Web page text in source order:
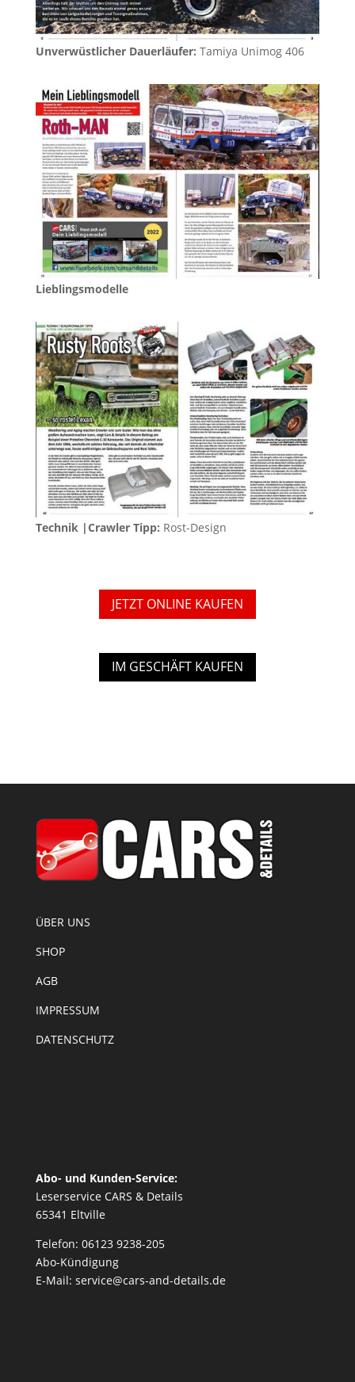
Unverwüstlicher Dauerläufer: Tamiya Unimog 406
Lieblingsmodelle
Technik |Crawler Tipp: Rost-Design
JETZT ONLINE KAUFEN
IM GESCHÄFT KAUFEN
ÜBER UNS
SHOP
AGB
IMPRESSUM
DATENSCHUTZ
Abo- und Kunden-Service:
Leserservice CARS & Details
65341 Eltville
Telefon: 06123 9238-205
Abo-Kündigung
E-Mail: service@cars-and-details.de